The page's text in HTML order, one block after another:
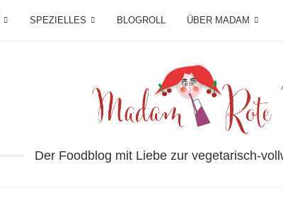
SPEZIELLES BLOGROLL ÜBER MADAM
Der Foodblog mit Liebe zur vegetarisch-